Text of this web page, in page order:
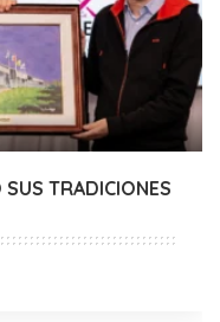
TRADICIONES